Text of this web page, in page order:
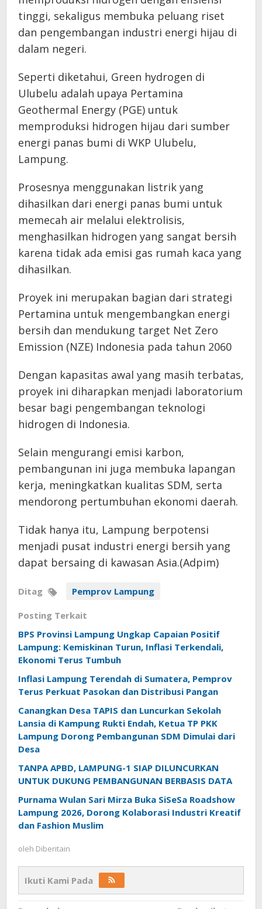
tinggi, sekaligus membuka peluang riset
dan pengembangan industri energi hijau di
dalam negeri.
Seperti diketahui, Green hydrogen di
Ulubelu adalah upaya Pertamina
Geothermal Energy (PGE) untuk
memproduksi hidrogen hijau dari sumber
energi panas bumi di WKP Ulubelu,
Lampung.
Prosesnya menggunakan listrik yang
dihasilkan dari energi panas bumi untuk
memecah air melalui elektrolisis,
menghasilkan hidrogen yang sangat bersih
karena tidak ada emisi gas rumah kaca yang
dihasilkan.
Proyek ini merupakan bagian dari strategi
Pertamina untuk mengembangkan energi
bersih dan mendukung target Net Zero
Emission (NZE) Indonesia pada tahun 2060
Dengan kapasitas awal yang masih terbatas,
proyek ini diharapkan menjadi laboratorium
besar bagi pengembangan teknologi
hidrogen di Indonesia.
Selain mengurangi emisi karbon,
pembangunan ini juga membuka lapangan
kerja, meningkatkan kualitas SDM, serta
mendorong pertumbuhan ekonomi daerah.
Tidak hanya itu, Lampung berpotensi
menjadi pusat industri energi bersih yang
dapat bersaing di kawasan Asia.(Adpim)
Ditag Pemprov Lampung
Posting Terkait
BPS Provinsi Lampung Ungkap Capaian Positif
Lampung: Kemiskinan Turun, Inflasi Terkendali,
Ekonomi Terus Tumbuh
Inflasi Lampung Terendah di Sumatera, Pemprov
Terus Perkuat Pasokan dan Distribusi Pangan
Canangkan Desa TAPIS dan Luncurkan Sekolah
Lansia di Kampung Rukti Endah, Ketua TP PKK
Lampung Dorong Pembangunan SDM Dimulai dari
Desa
TANPA APBD, LAMPUNG-1 SIAP DILUNCURKAN
UNTUK DUKUNG PEMBANGUNAN BERBASIS DATA
Purnama Wulan Sari Mirza Buka SiSeSa Roadshow
Lampung 2026, Dorong Kolaborasi Industri Kreatif
dan Fashion Muslim
oleh Diberitain
Ikuti Kami Pada